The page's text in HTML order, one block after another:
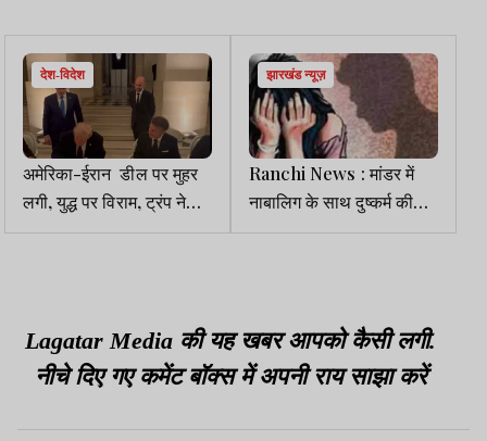
देश-विदेश
अमेरिका-ईरान डील पर मुहर
लगी, युद्ध पर विराम, ट्रंप ने
चिल्लाकर कहा, इट्स साइन्ड
झारखंड न्यूज़
Ranchi News : मांडर में
नाबालिग के साथ दुष्कर्म की
कोशिश व जानलेवा हमला,
Lagatar Media की यह खबर आपको कैसी लगी.
नीचे दिए गए कमेंट बॉक्स में अपनी राय साझा करें